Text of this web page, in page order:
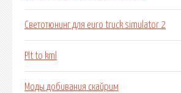
Светотюнинг для euro truck simulator 2
Plt to kml
Моды добивания скайрим